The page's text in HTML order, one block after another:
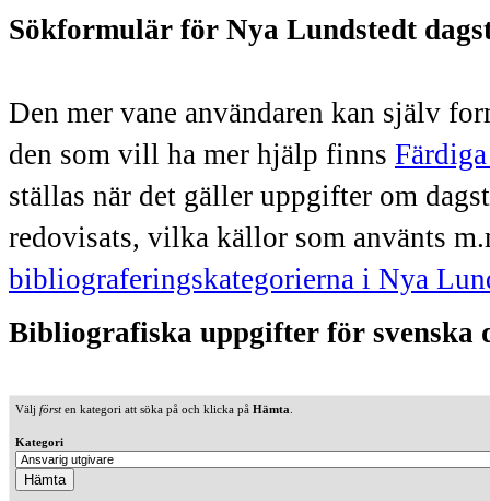
Sökformulär för Nya Lundstedt
Den mer vane användaren kan själv
den som vill ha mer hjälp finns
ställas när det gäller uppgifter om
redovisats, vilka källor som använts
bibliograferingskategorierna i Nya
Bibliografiska uppgifter för svenska
Välj försten kategori att söka på och klicka på Hämta
Kategori